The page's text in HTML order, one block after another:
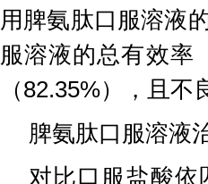
用脾氨肽口服溶液
服溶液的总有效率
（82.35%），且
脾氨肽口服溶液
对比口服盐酸依